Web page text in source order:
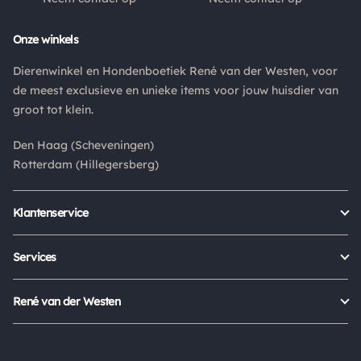
Retouren
het product altijd retourneren binnen 14 dagen. De
retourkosten bedragen € 6.75 en zijn voor eigen rekening.
Kies bij het retourneren altijd voor "alleen huisadres",
niet af.
Onze winkels
Dierenwinkel en Hondenboetiek René van der Westen, voor
de meest exclusieve en unieke items voor jouw huisdier van
groot tot klein.
Den Haag (Scheveningen)
Rotterdam (Hillegersberg)
Klantenservice
Status bestelling
Mijn account
Services
René van der Westen